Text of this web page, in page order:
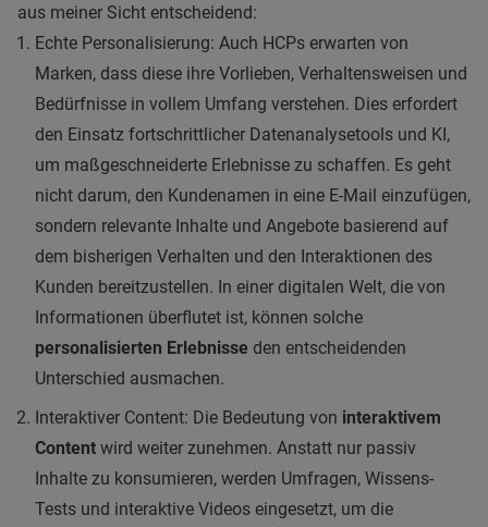
aus meiner Sicht entscheidend:
Echte Personalisierung: Auch HCPs erwarten von
Marken, dass diese ihre Vorlieben, Verhaltensweisen und
Bedürfnisse in vollem Umfang verstehen. Dies erfordert
den Einsatz fortschrittlicher Datenanalysetools und KI,
um maßgeschneiderte Erlebnisse zu schaffen. Es geht
nicht darum, den Kundenamen in eine E-Mail einzufügen,
sondern relevante Inhalte und Angebote basierend auf
dem bisherigen Verhalten und den Interaktionen des
Kunden bereitzustellen. In einer digitalen Welt, die von
Informationen überflutet ist, können solche
personalisierten Erlebnisse den entscheidenden
Unterschied ausmachen.
Interaktiver Content: Die Bedeutung von interaktivem
Content wird weiter zunehmen. Anstatt nur passiv
Inhalte zu konsumieren, werden Umfragen, Wissens-
Tests und interaktive Videos eingesetzt, um die